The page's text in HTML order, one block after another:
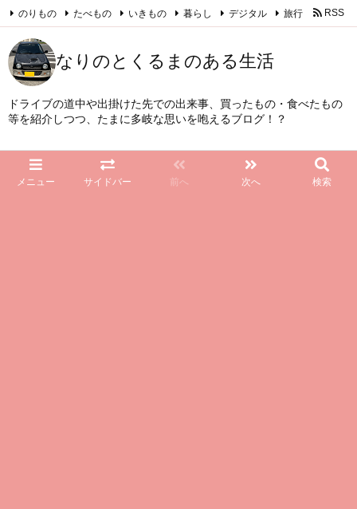
なりのとくるまのある生活
ドライブの道中や出掛けた先での出来事、買ったもの・食べたもの
等を紹介しつつ、たまに多岐な思いを咆えるブログ！？
メニュー サイドバー 前へ 次へ 検索
のりもの たべもの いきもの 暮らし デジタル 旅行 RSS
Feedly